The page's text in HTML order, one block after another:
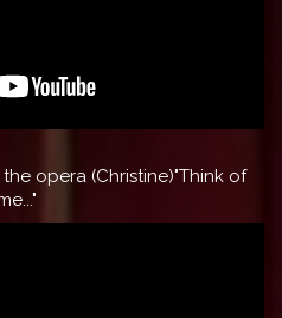
opera (Christine)"Think of